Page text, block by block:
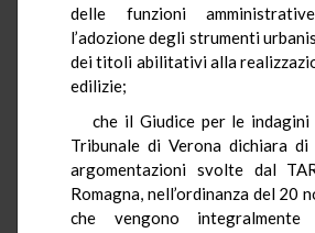
delle funzioni
l’adozione degli strumenti
dei titoli abilitativi alla
edilizie;
che il Giudice per le
Tribunale di Verona dichiara
argomentazioni svolte dal
Romagna, nell’ordinanza del 20
che vengono